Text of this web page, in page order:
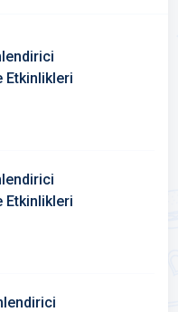
Etkinlikleri
Etkinlikleri